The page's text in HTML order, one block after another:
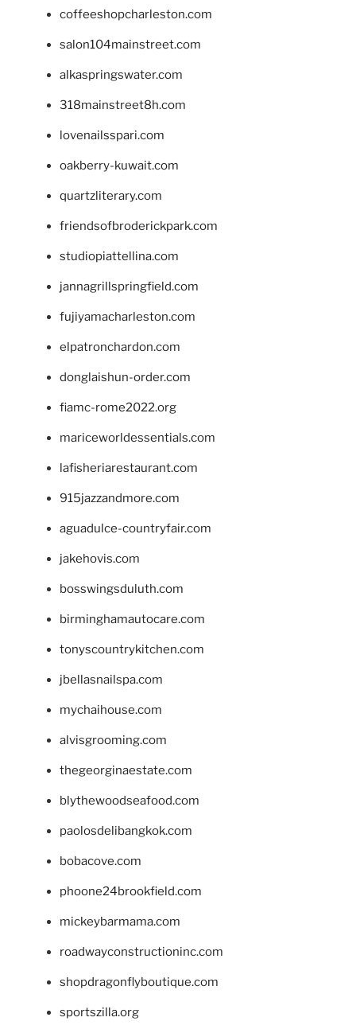
coffeeshopcharleston.com
salon104mainstreet.com
alkaspringswater.com
318mainstreet8h.com
lovenailsspari.com
oakberry-kuwait.com
quartzliterary.com
friendsofbroderickpark.com
studiopiattellina.com
jannagrillspringfield.com
fujiyamacharleston.com
elpatronchardon.com
donglaishun-order.com
fiamc-rome2022.org
mariceworldessentials.com
lafisheriarestaurant.com
915jazzandmore.com
aguadulce-countryfair.com
jakehovis.com
bosswingsduluth.com
birminghamautocare.com
tonyscountrykitchen.com
jbellasnailspa.com
mychaihouse.com
alvisgrooming.com
thegeorginaestate.com
blythewoodseafood.com
paolosdelibangkok.com
bobacove.com
phoone24brookfield.com
mickeybarmama.com
roadwayconstructioninc.com
shopdragonflyboutique.com
sportszilla.org